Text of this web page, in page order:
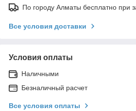
По городу Алматы бесплатно при
Все условия доставки
Условия оплаты
Наличными
Безналичный расчет
Все условия оплаты